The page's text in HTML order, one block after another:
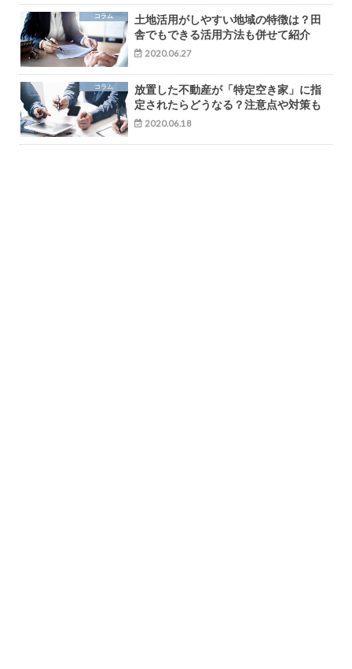
コラム
土地活用がしやすい地域の特徴は？田
舎でもできる活用方法も併せて紹介
2020.06.27
コラム
放置した不動産が「特定空き家」に指
定されたらどうなる？注意点や対策も
2020.06.18